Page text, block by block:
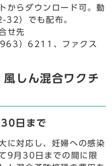
からダウンロード可。動
32）でも配布。
せ先
）6211、ファクス
しん混合ワクチ
日まで
に対応し、妊婦への感染
9月30日までの間に限